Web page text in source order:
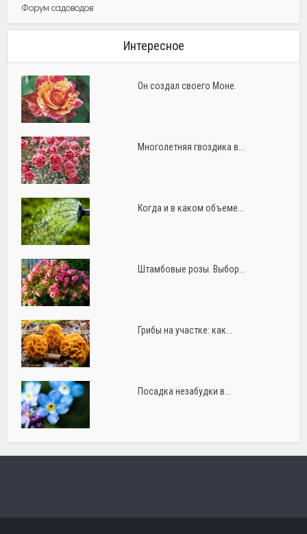
Форум садоводов
Интересное
Он создал своего Моне.
Многолетняя гвоздика в...
Когда и в каком объеме...
Штамбовые розы. Выбор...
Грибы на участке: как...
Посадка незабудки в...